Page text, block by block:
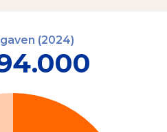
(2024)